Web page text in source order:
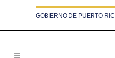
GOBIERNO DE PUERTO